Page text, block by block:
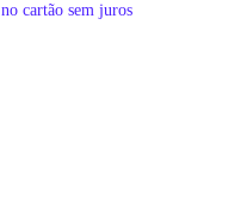
no cartão sem juros